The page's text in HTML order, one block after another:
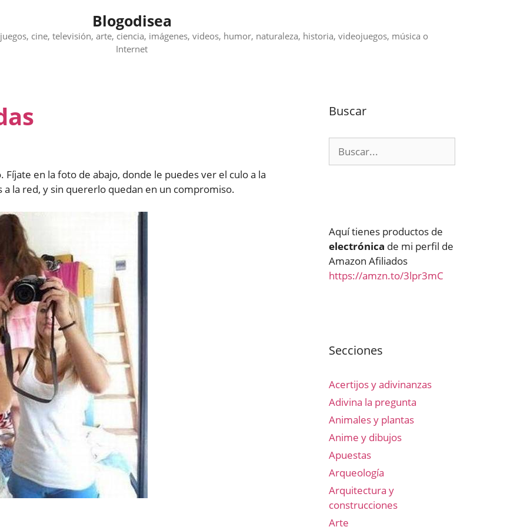
Blogodisea
cine, televisión, arte, ciencia, imágenes, videos, humor, naturaleza, historia, videojuegos, música o
Internet
en la foto de abajo, donde le puedes ver el culo a la
a la red, y sin quererlo quedan en un compromiso.
Buscar
Aquí tienes productos de
electrónica de mi perfil de
Amazon Afiliados
https://amzn.to/3lpr3mC
Secciones
Acertijos y adivinanzas
Adivina la pregunta
Animales y plantas
Anime y dibujos
Apuestas
Arqueología
Arquitectura y
construcciones
Arte